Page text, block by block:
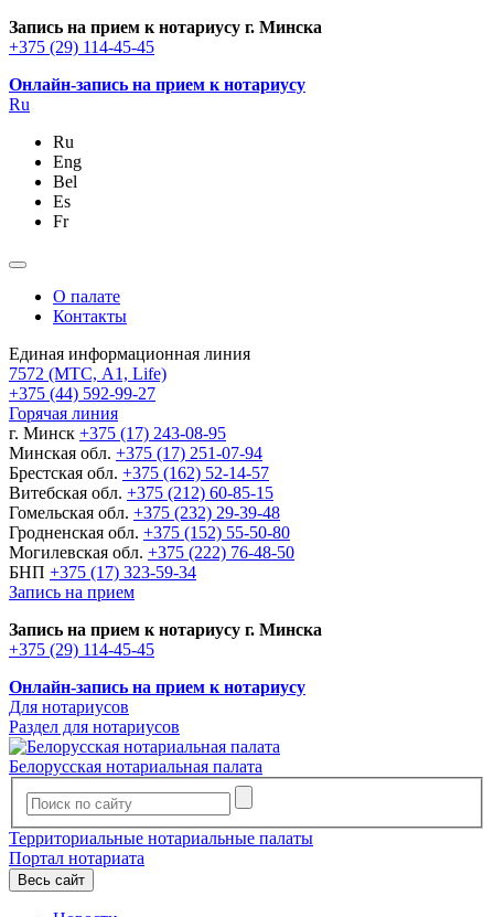
Запись на прием к нотариусу г. Минска
+375 (29) 114-45-45
Онлайн-запись на прием к нотариусу
Ru
Ru
Eng
Bel
Es
Fr
О палате
Контакты
Единая информационная линия
7572 (МТС, A1, Life)
+375 (44) 592-99-27
Горячая линия
г. Минск +375 (17) 243-08-95
Минская обл. +375 (17) 251-07-94
Брестская обл. +375 (162) 52-14-57
Витебская обл. +375 (212) 60-85-15
Гомельская обл. +375 (232) 29-39-48
Гродненская обл. +375 (152) 55-50-80
Могилевская обл. +375 (222) 76-48-50
БНП +375 (17) 323-59-34
Запись на прием
Запись на прием к нотариусу г. Минска
+375 (29) 114-45-45
Онлайн-запись на прием к нотариусу
Для нотариусов
Раздел для нотариусов
Белорусская нотариальная палата
Территориальные нотариальные палаты
Портал нотариата
Весь сайт